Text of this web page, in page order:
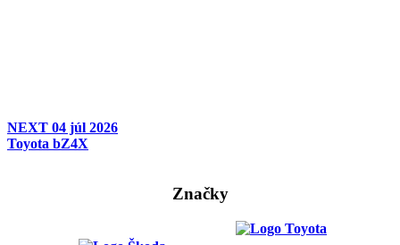
NEXT 04 júl 2026
Toyota bZ4X
Značky